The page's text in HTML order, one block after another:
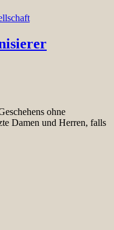
ohne
Damen und Herren, falls